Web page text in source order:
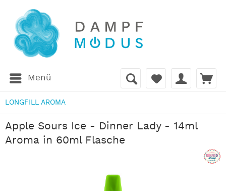
Menü
LONGFILL AROMA
Apple Sours Ice - Dinner Lady - 14ml
Aroma in 60ml Flasche